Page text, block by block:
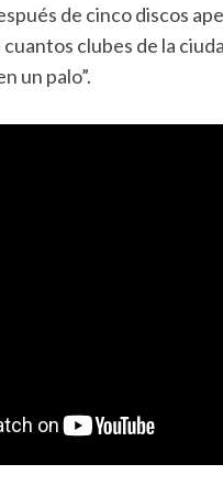
de cinco discos
clubes de la
un palo”.